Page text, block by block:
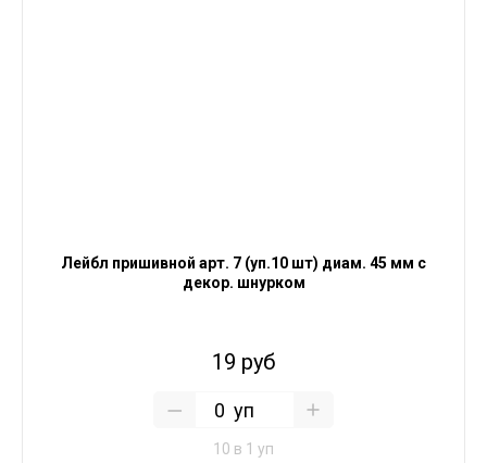
Лейбл пришивной арт. 7 (уп.10 шт) диам. 45 мм с
декор. шнурком
19 руб
уп
10 в 1 уп